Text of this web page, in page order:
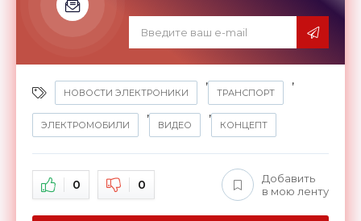
НОВОСТИ ЭЛЕКТРОНИКИ
,
ТРАНСПОРТ
,
ЭЛЕКТРОМОБИЛИ
,
ВИДЕО
,
КОНЦЕПТ
0 0
Добавить
в мою ленту